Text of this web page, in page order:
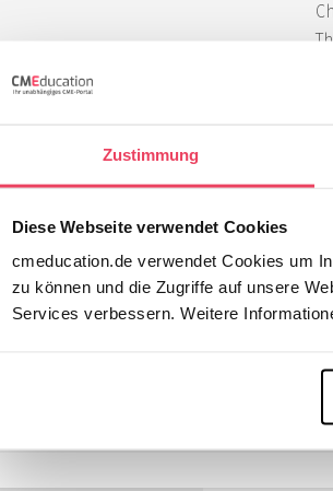
Zustimmung
Diese Webseite verwendet Cookies
cmeducation.de verwendet Cookies um
zu können und die Zugriffe auf unsere
Services verbessern. Weitere
im Bereich: